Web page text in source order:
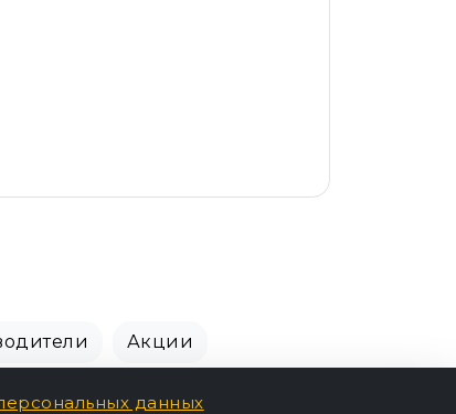
Акции
данных